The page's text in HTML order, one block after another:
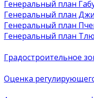
Генеральный план
Генеральный план
Генеральный план
Генеральный план
Градостроительное
Оценка